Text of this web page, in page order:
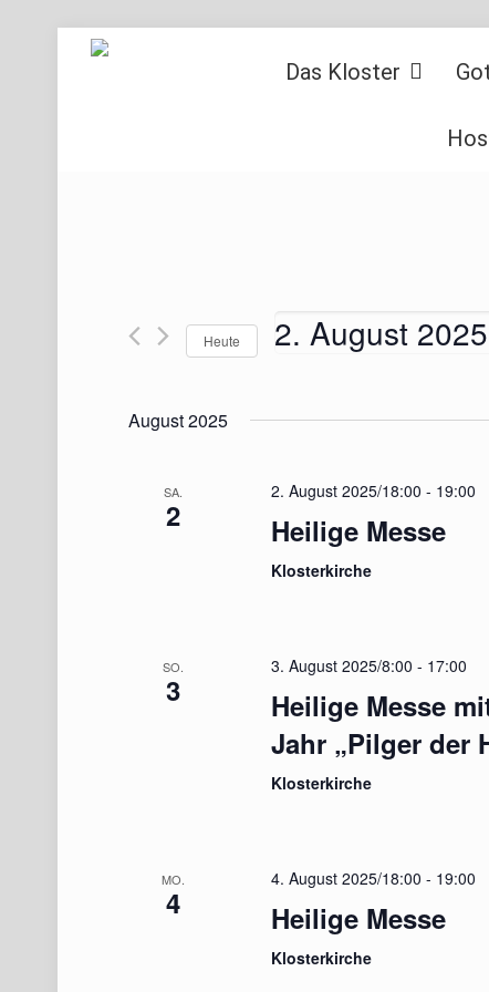
Das Kloster
Heute 2. August 2025
August 2025
SA.
2
2. August 2025/18:00 - 19:00
Heilige Messe
Klosterkirche
SO.
3
3. August 2025/8:00 - 17:00
Heilige Messe
Jahr „Pilger der
Klosterkirche
MO.
4
4. August 2025/18:00 - 19:00
Heilige Messe
Klosterkirche